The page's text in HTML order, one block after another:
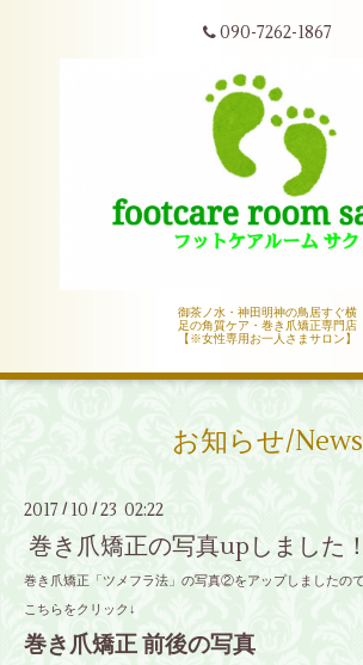
090-7262-1867
御茶ノ水・神田明神の鳥居すぐ横
足の角質ケア・巻き爪矯正専門店
【※女性専用お一人さまサロン】
お知らせ/News
2017 / 10 /23 02:22
巻き爪矯正の写真upしました！
巻き爪矯正「ツメフラ法」の写真②をアップしましたの
こちらをクリック↓
巻き爪矯正 前後の写真